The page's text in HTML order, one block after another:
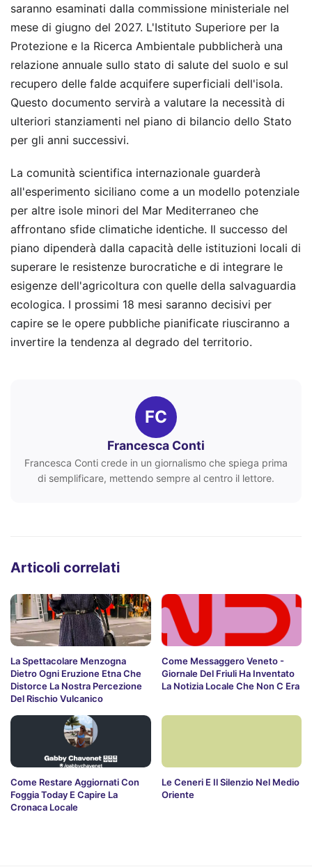
saranno esaminati dalla commissione ministeriale nel
mese di giugno del 2027. L'Istituto Superiore per la
Protezione e la Ricerca Ambientale pubblicherà una
relazione annuale sullo stato di salute del suolo e sul
recupero delle falde acquifere superficiali dell'isola.
Questo documento servirà a valutare la necessità di
ulteriori stanziamenti nel piano di bilancio dello Stato
per gli anni successivi.
La comunità scientifica internazionale guarderà
all'esperimento siciliano come a un modello potenziale
per altre isole minori del Mar Mediterraneo che
affrontano sfide climatiche identiche. Il successo del
piano dipenderà dalla capacità delle istituzioni locali di
superare le resistenze burocratiche e di integrare le
esigenze dell'agricoltura con quelle della salvaguardia
ecologica. I prossimi 18 mesi saranno decisivi per
capire se le opere pubbliche pianificate riusciranno a
invertire la tendenza al degrado del territorio.
FC
Francesca Conti
Francesca Conti crede in un giornalismo che spiega prima
di semplificare, mettendo sempre al centro il lettore.
Articoli correlati
La Spettacolare Menzogna
Dietro Ogni Eruzione Etna Che
Distorce La Nostra Percezione
Del Rischio Vulcanico
Come Messaggero Veneto -
Giornale Del Friuli Ha Inventato
La Notizia Locale Che Non C Era
Come Restare Aggiornati Con
Foggia Today E Capire La
Cronaca Locale
Le Ceneri E Il Silenzio Nel Medio
Oriente